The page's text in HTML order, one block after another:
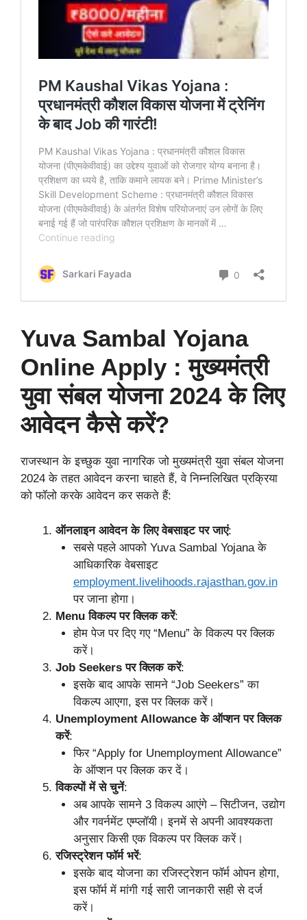
Yuva Sambal Yojana
Online Apply : मुख्यमंत्री
युवा संबल योजना 2024 के लिए
आवेदन कैसे करें?
राजस्थान के इच्छुक युवा नागरिक जो मुख्यमंत्री युवा संबल योजना
2024 के तहत आवेदन करना चाहते हैं, वे निम्नलिखित प्रक्रिया
को फॉलो करके आवेदन कर सकते हैं:
ऑनलाइन आवेदन के लिए वेबसाइट पर जाएं:
सबसे पहले आपको Yuva Sambal Yojana के
आधिकारिक वेबसाइट
employment.livelihoods.rajasthan.gov.in
पर जाना होगा।
Menu विकल्प पर क्लिक करें:
होम पेज पर दिए गए “Menu” के विकल्प पर क्लिक
करें।
Job Seekers पर क्लिक करें:
इसके बाद आपके सामने “Job Seekers” का
विकल्प आएगा, इस पर क्लिक करें।
Unemployment Allowance के ऑप्शन पर क्लिक
करें:
फिर “Apply for Unemployment Allowance”
के ऑप्शन पर क्लिक कर दें।
विकल्पों में से चुनें:
अब आपके सामने 3 विकल्प आएंगे – सिटीजन, उद्योग
और गवर्नमेंट एम्प्लॉयी। इनमें से अपनी आवश्यकता
अनुसार किसी एक विकल्प पर क्लिक करें।
रजिस्ट्रेशन फॉर्म भरें:
इसके बाद योजना का रजिस्ट्रेशन फॉर्म ओपन होगा,
इस फॉर्म में मांगी गई सारी जानकारी सही से दर्ज
करें।